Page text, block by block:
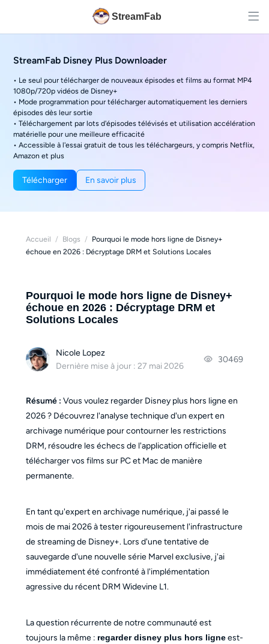
StreamFab
StreamFab Disney Plus Downloader
• Le seul pour télécharger de nouveaux épisodes et films au format MP4
1080p/720p vidéos de Disney+
• Mode programmation pour télécharger automatiquement les derniers
épisodes dès leur sortie
• Téléchargement par lots d'épisodes télévisés et utilisation accélération
matérielle pour une meilleure efficacité
• Accessible à l'essai gratuit de tous les téléchargeurs, y compris Netflix,
Amazon et plus
Télécharger En savoir plus
Accueil / Blogs / Pourquoi le mode hors ligne de Disney+
échoue en 2026 : Décryptage DRM et Solutions Locales
Pourquoi le mode hors ligne de Disney+
échoue en 2026 : Décryptage DRM et
Solutions Locales
Nicole Lopez
Dernière mise à jour : 27 mai 2026
30469
Résumé : Vous voulez regarder Disney plus hors ligne en
2026 ? Découvrez l'analyse technique d'un expert en
archivage numérique pour contourner les restrictions
DRM, résoudre les échecs de l'application officielle et
télécharger vos films sur PC et Mac de manière
permanente.
En tant qu'expert en archivage numérique, j'ai passé le
mois de mai 2026 à tester rigoureusement l'infrastructure
de streaming de Disney+. Lors d'une tentative de
sauvegarde d'une nouvelle série Marvel exclusive, j'ai
immédiatement été confronté à l'implémentation
agressive du récent DRM Widevine L1.
La question récurrente de notre communauté est
toujours la même : regarder disney plus hors ligneest-